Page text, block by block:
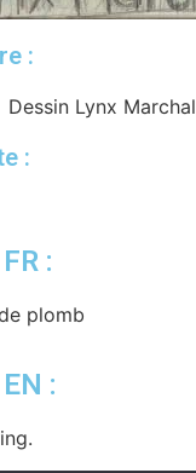
:
Dessin Lynx Marchal
:
:
plomb
: